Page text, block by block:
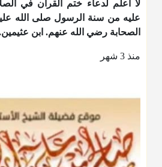
لا أعلم لدعاء ختم القرآن في
عليه من سنة الرسول صلى الله
الصحابة رضي الله عنهم. ابن
منذ 3 شهر